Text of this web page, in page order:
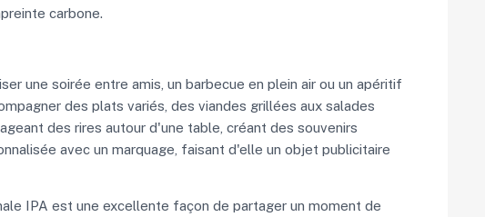
carbone.
une soirée entre amis, un barbecue en plein air ou un apéritif
des plats variés, des viandes grillées aux salades
des rires autour d'une table, créant des souvenirs
avec un marquage, faisant d'elle un objet publicitaire
IPA est une excellente façon de partager un moment de